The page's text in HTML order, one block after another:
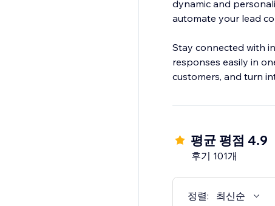
dynamic and
automate your lead
Stay connected with
responses easily in
customers, and turn
평균 평점 4.9
후기 101개
정렬: 최신순